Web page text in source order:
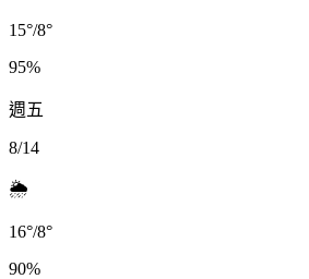
15°/8°
95%
週五
8/14
🌦️
16°/8°
90%